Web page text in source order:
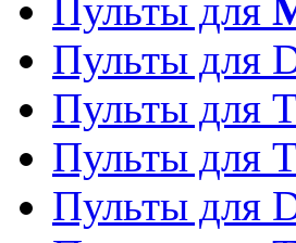
Пульты для
Пульты для
Пульты для
Пульты для
Пульты для